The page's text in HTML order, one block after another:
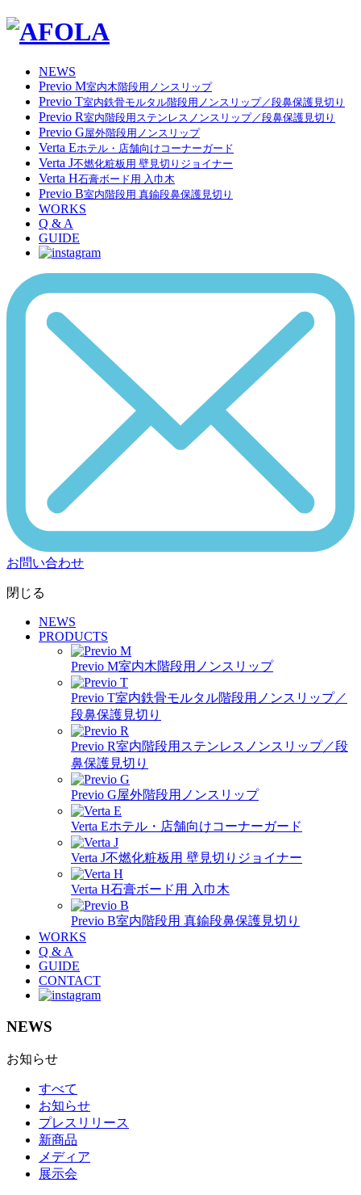
NEWS
Previo M室内木階段用ノンスリップ
Previo T室内鉄骨モルタル階段用ノンスリップ／段鼻保護見切り
Previo R室内階段用ステンレスノンスリップ／段鼻保護見切り
Previo G屋外階段用ノンスリップ
Verta Eホテル・店舗向けコーナーガード
Verta J不燃化粧板用 壁見切りジョイナー
Verta H石膏ボード用 入巾木
Previo B室内階段用 真鍮段鼻保護見切り
WORKS
Q & A
GUIDE
お問い合わせ
閉じる
NEWS
PRODUCTS
Previo M室内木階段用ノンスリップ
Previo T室内鉄骨モルタル階段用ノンスリップ／
段鼻保護見切り
Previo R室内階段用ステンレスノンスリップ／段
鼻保護見切り
Previo G屋外階段用ノンスリップ
Verta Eホテル・店舗向けコーナーガード
Verta J不燃化粧板用 壁見切りジョイナー
Verta H石膏ボード用 入巾木
Previo B室内階段用 真鍮段鼻保護見切り
WORKS
Q & A
GUIDE
CONTACT
NEWS
お知らせ
すべて
お知らせ
プレスリリース
新商品
メディア
展示会